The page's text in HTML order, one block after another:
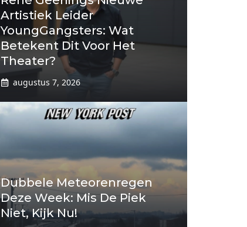
Artistiek Leider
YoungGangsters: Wat
Betekent Dit Voor Het
Theater?
augustus 7, 2026
Dubbele Meteorenregen
Deze Week: Mis De Piek
Niet, Kijk Nu!